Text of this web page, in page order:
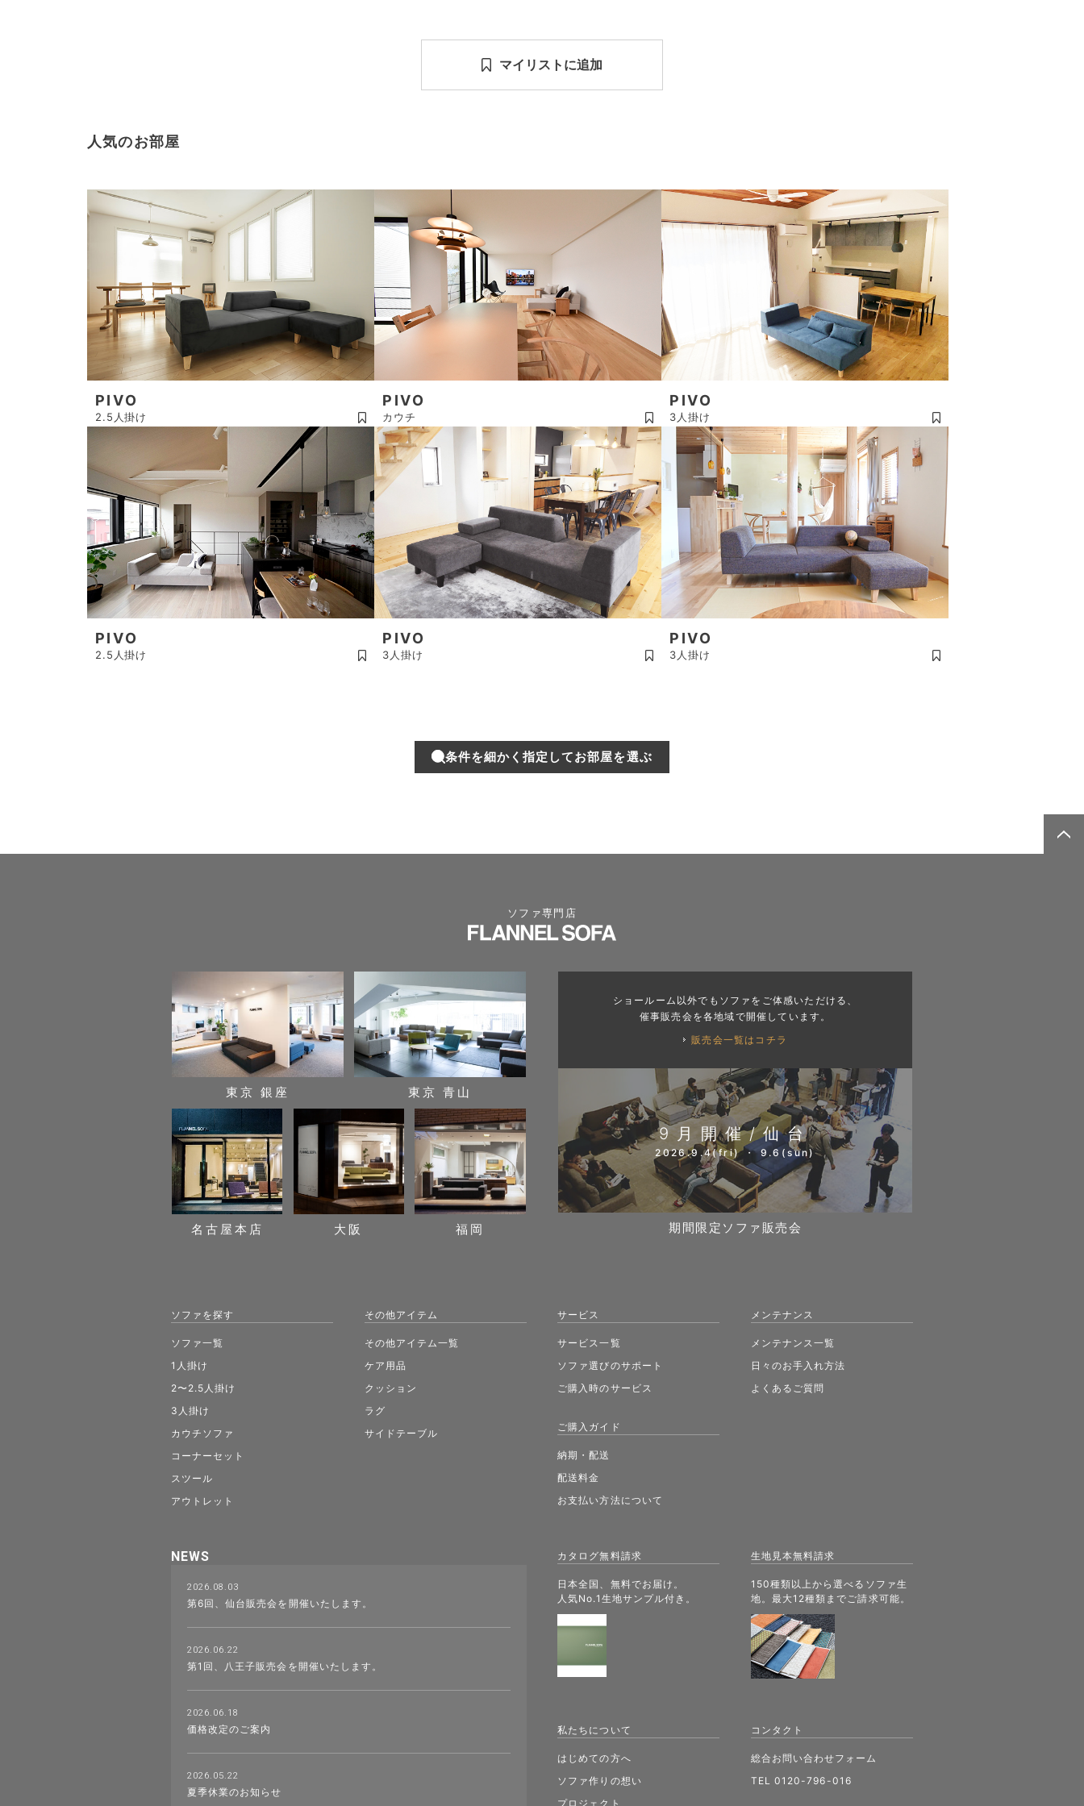
マイリストに追加
人気のお部屋
PIVO
2.5人掛け
PIVO
カウチ
PIVO
3人掛け
PIVO
2.5人掛け
PIVO
3人掛け
PIVO
3人掛け
条件を細かく指定してお部屋を選ぶ
ソファ専門店
カタログ無料請求
日本全国、無料でお届け。
人気No.1生地サンプル付き。
生地見本無料請求
150種類以上から選べるソファ生
地。最大12種類までご請求可能。
東京 銀座 東京 青山
名古屋本店 大阪 福岡
ショールーム以外でもソファをご体感いただける、
催事販売会を各地域で開催しています。
販売会一覧はコチラ
9月開催/仙台
2026.9.4(fri) ・ 9.6(sun)
期間限定ソファ販売会
ソファを探す
ソファ一覧
1人掛け
2〜2.5人掛け
3人掛け
カウチソファ
コーナーセット
スツール
アウトレット
その他アイテム
その他アイテム一覧
ケア用品
クッション
ラグ
サイドテーブル
サービス
サービス一覧
ソファ選びのサポート
ご購入時のサービス
ご購入ガイド
納期・配送
配送料金
お支払い方法について
メンテナンス
メンテナンス一覧
日々のお手入れ方法
よくあるご質問
NEWS
2026.08.03
第6回、仙台販売会を開催いたします。
2026.06.22
第1回、八王子販売会を開催いたします。
2026.06.18
価格改定のご案内
2026.05.22
夏季休業のお知らせ
私たちについて
はじめての方へ
ソファ作りの想い
プロジェクト
コンタクト
総合お問い合わせフォーム
TEL 0120-796-016